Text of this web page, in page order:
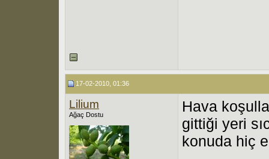
17-02-2010, 01:36
Lilium
Ağaç Dostu
Hava
gittiği yeri
konuda hiç